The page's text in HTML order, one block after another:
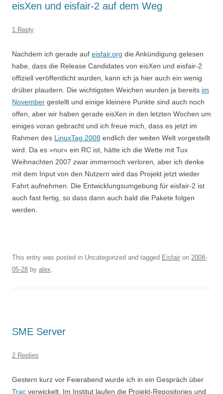
eisXen und eisfair-2 auf dem Weg
1 Reply
Nachdem ich gerade auf eisfair.org die Ankündigung gelesen
habe, dass die Release Candidates von eisXen und eisfair-2
offiziell veröffentlicht wurden, kann ich ja hier auch ein wenig
drüber plaudern. Die wichtigsten Weichen wurden ja bereits im
November gestellt und einige kleinere Punkte sind auch noch
offen, aber wir haben gerade eisXen in den letzten Wochen um
einiges voran gebracht und ich freue mich, dass es jetzt im
Rahmen des LinuxTag 2008 endlich der weiten Welt vorgestellt
wird. Da es »nur« ein RC ist, hätte ich die Wette mit Tux
Weihnachten 2007 zwar immernoch verloren, aber ich denke
mit dem Input von den Nutzern wird das Projekt jetzt wieder
Fahrt aufnehmen. Die Entwicklungsumgebung für eisfair-2 ist
auch fast fertig, so dass dann auch bald die Pakete folgen
werden.
This entry was posted in Uncategorized and tagged Eisfair on 2008-
05-28 by alex.
SME Server
2 Replies
Gestern kurz vor Feierabend wurde ich in ein Gespräch über
Trac verwickelt. Im Institut laufen die Projekt-Repositories und